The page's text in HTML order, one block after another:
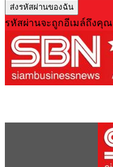
รหัสผ่านจะถูกอีเมล์ถึงคุณ